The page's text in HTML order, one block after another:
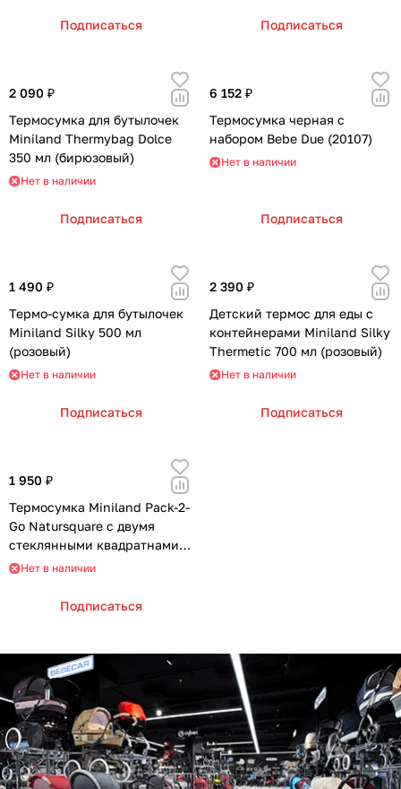
Подписаться Подписаться
2 090 ₽
Термосумка для бутылочек
Miniland Thermybag Dolce
350 мл (бирюзовый)
Нет в наличии
Подписаться
6 152 ₽
Термосумка черная с
набором Bebe Due (20107)
Нет в наличии
Подписаться
1 490 ₽
Термо-сумка для бутылочек
Miniland Silky 500 мл
(розовый)
Нет в наличии
Подписаться
2 390 ₽
Детский термос для еды c
контейнерами Miniland Silky
Thermetic 700 мл (розовый)
Нет в наличии
Подписаться
1 950 ₽
Термосумка Miniland Pack-2-
Go Natursquare с двумя
стеклянными квадратнами
контейнерами (зайчик)
Нет в наличии
Подписаться